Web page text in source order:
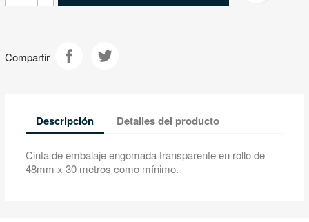
Compartir
Descripción Detalles del producto
Cinta de embalaje engomada transparente en rollo de
48mm x 30 metros como mínimo.